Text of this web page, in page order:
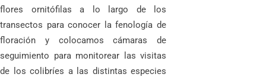
flores ornitófilas a lo largo de los
transectos para conocer la fenología de
floración y colocamos cámaras de
seguimiento para monitorear las visitas
de los colibríes a las distintas especies